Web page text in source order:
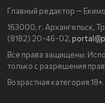
Главный редактор —
163000, г. Архангельск,
(8182) 20-46-02,
Все права защищены.
только с разрешения
Возрастная категория 18+.